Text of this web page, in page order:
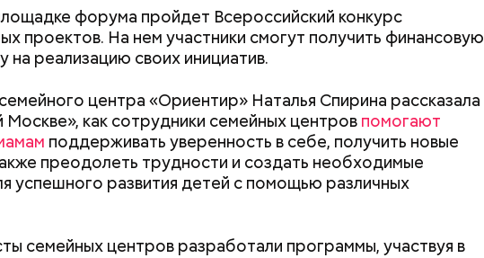
форума пройдет Всероссийский конкурс
проектов. На нем участники смогут получить финансовую
на реализацию своих инициатив.
центра «Ориентир» Наталья Спирина рассказала
Москве», как сотрудники семейных центров помогают
поддерживать уверенность в себе, получить новые
преодолеть трудности и создать необходимые
успешного развития детей с помощью различных
семейных центров разработали программы, участвуя в
в лисичках содержится эргостерол (витамин D2), а также
рост патогенных дрожжей в тонком и толстом
сообщил врач.
радиации в воздухе. Кроме того, Макеев участвовал
«В погоне за удачей все
средства хороши»: как
россияне ищут работу с
помощью магии
«Неизбежно приведет к
слепоте»: чем опасно
повреждение нервов глаз
после ковида